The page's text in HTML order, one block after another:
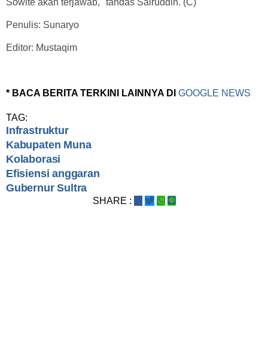
Penulis: Sunaryo
Editor: Mustaqim
* BACA BERITA TERKINI LAINNYA DI GOOGLE NEWS
TAG:
Infrastruktur
Kabupaten Muna
Kolaborasi
Efisiensi anggaran
Gubernur Sultra
SHARE :